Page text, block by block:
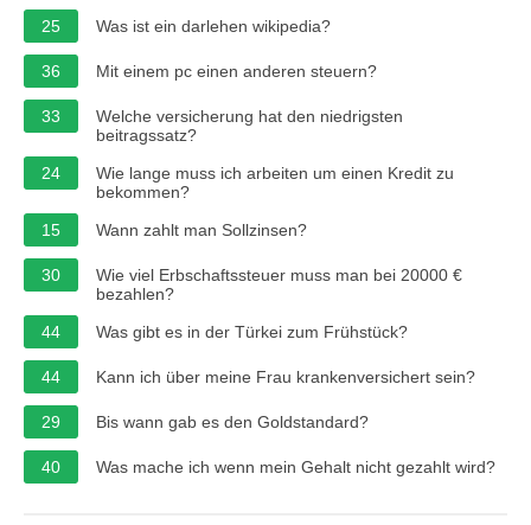
25 Was ist ein darlehen wikipedia?
36 Mit einem pc einen anderen steuern?
33
Welche versicherung hat den niedrigsten
beitragssatz?
24
Wie lange muss ich arbeiten um einen Kredit zu
bekommen?
15
Wann zahlt man Sollzinsen?
30
Wie viel Erbschaftssteuer muss man bei 20000 €
bezahlen?
44
Was gibt es in der Türkei zum Frühstück?
44 Kann ich über meine Frau krankenversichert sein?
29 Bis wann gab es den Goldstandard?
40 Was mache ich wenn mein Gehalt nicht gezahlt wird?